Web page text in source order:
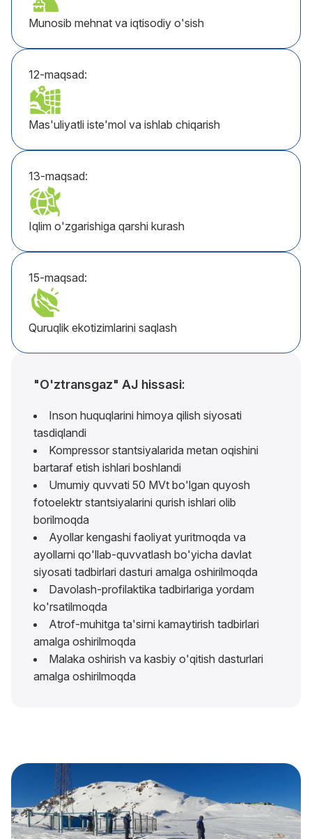
Munosib mehnat va iqtisodiy o'sish
12-maqsad:
Mas'uliyatli iste'mol va ishlab chiqarish
13-maqsad:
Iqlim o'zgarishiga qarshi kurash
15-maqsad:
Quruqlik ekotizimlarini saqlash
"O'ztransgaz" AJ hissasi:
Inson huquqlarini himoya qilish siyosati
tasdiqlandi
Kompressor stantsiyalarida metan oqishini
bartaraf etish ishlari boshlandi
Umumiy quvvati 50 MVt bo'lgan quyosh
fotoelektr stantsiyalarini qurish ishlari olib
borilmoqda
Ayollar kengashi faoliyat yuritmoqda va
ayollarni qo'llab-quvvatlash bo'yicha davlat
siyosati tadbirlari dasturi amalga oshirilmoqda
Davolash-profilaktika tadbirlariga yordam
ko'rsatilmoqda
Atrof-muhitga ta'sirni kamaytirish tadbirlari
amalga oshirilmoqda
Malaka oshirish va kasbiy o'qitish dasturlari
amalga oshirilmoqda